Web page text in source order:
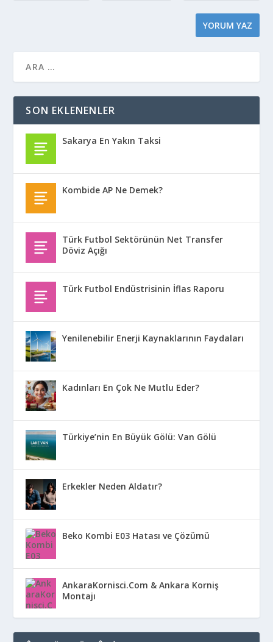
SON EKLENENLER
Sakarya En Yakın Taksi
Kombide AP Ne Demek?
Türk Futbol Sektörünün Net Transfer
Döviz Açığı
Türk Futbol Endüstrisinin İflas Raporu
Yenilenebilir Enerji Kaynaklarının Faydaları
Kadınları En Çok Ne Mutlu Eder?
Türkiye’nin En Büyük Gölü: Van Gölü
Erkekler Neden Aldatır?
Beko Kombi E03 Hatası ve Çözümü
AnkaraKornisci.Com & Ankara Korniş
Montajı